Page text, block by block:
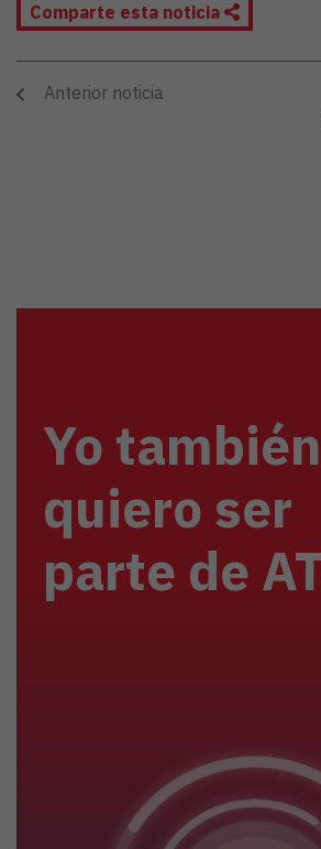
Comparte esta noticia
Anterior noticia
Yo también
quiero ser
parte de